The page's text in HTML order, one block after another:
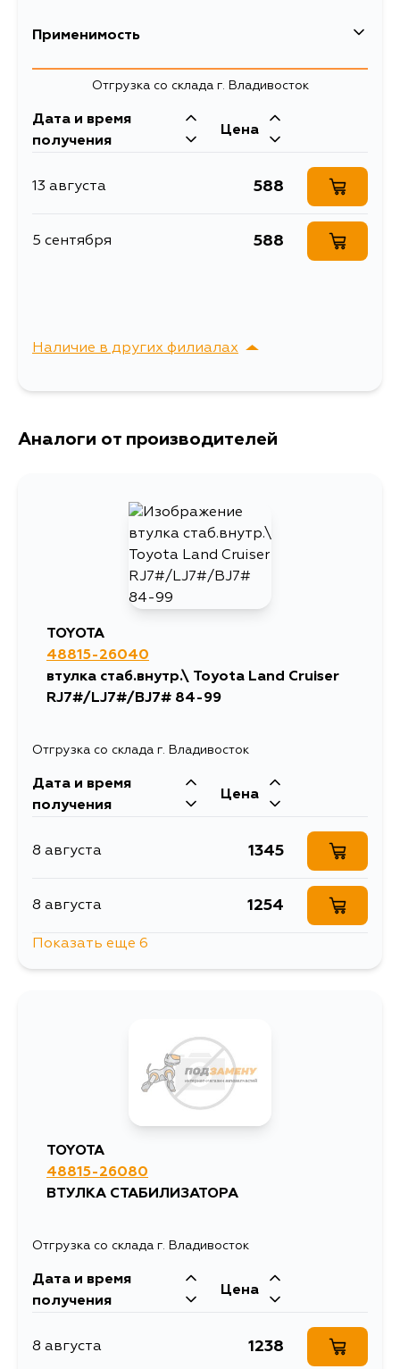
Описание
Применимость
Toyota
Кузов Двигатель
RJ70, LJ70, HJ75, LY100, YY100,
LY102, LY112, LH80L, LH90, BJ75LP,
BJ73LV, BJ70LV, BJ70RV, BJ75LV,
LH60LV, LH50G, LH50V, LH60V,
Отгрузка со склада г. Владивосток
Дата и время
получения
Цена
13 августа 588
5 сентября 588
Наличие в других филиалах
г. Владивосток,
Аналоги от производителей
TOYOTA
48815-26040
втулка стаб.внутр.\ Toyota Land Cruiser
RJ7#/LJ7#/BJ7# 84-99
Отгрузка со склада г. Владивосток
Дата и время
получения
Цена
8 августа 1345
8 августа 1254
1762
1590
5 сентября
Показать еще 6
TOYOTA
48815-26080
ВТУЛКА СТАБИЛИЗАТОРА
Отгрузка со склада г. Владивосток
Дата и время
получения
Цена
8 августа 1238